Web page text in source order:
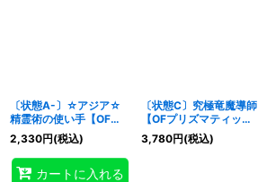
〔状態A-〕☆アジア☆
精霊術の使い手【OFプ
リズマティックシークレ
ット】{アジアLOSP-
JP019}《魔法》
2,330円(税込)
カートに入れる
〔状態C〕究極竜魔導師
【OFプリズマティック
シークレット】{LOSP-
JP011}《融合》
3,780円(税込)